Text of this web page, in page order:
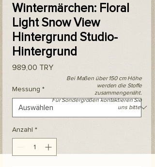
Wintermärchen: Floral
Light Snow View
Hintergrund Studio-
Hintergrund
989,00 TRYPreis
Messung *
Anzahl *
Bei Maßen über 150 cm Höhe
werden die Stoffe
zusammengenäht.
Für Sondergrößen kontaktieren Sie
uns bitte.